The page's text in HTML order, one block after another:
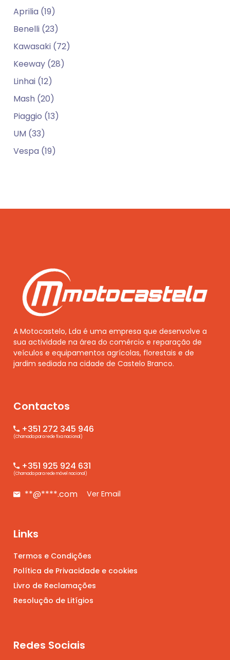
Aprilia (19)
Benelli (23)
Kawasaki (72)
Keeway (28)
Linhai (12)
Mash (20)
Piaggio (13)
UM (33)
Vespa (19)
A Motocastelo, Lda é uma empresa que desenvolve a
sua actividade na área do comércio e reparação de
veículos e equipamentos agrícolas, florestais e de
jardim sediada na cidade de Castelo Branco.
Contactos
+351 272 345 946
(Chamada para rede fixa nacional)
+351 925 924 631
(Chamada para rede móvel nacional)
**@****.com Ver Email
Links
Termos e Condições
Política de Privacidade e cookies
Livro de Reclamações
Resolução de Litígios
Redes Sociais